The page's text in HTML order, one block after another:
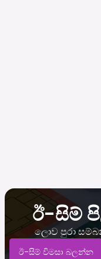
ඊ-සිම්
ලොව පුරා
ඊ-සිම් විමසා බලන්න